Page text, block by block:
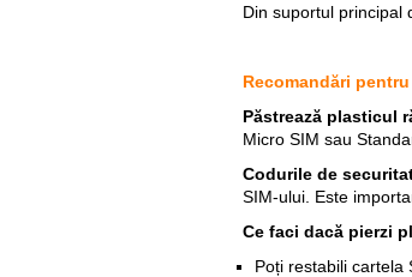
Din suportul principal
Recomandări
Păstrează plasticul
Micro SIM sau
Codurile de
SIM-ului. Este
Ce faci dacă pierzi
Poți restabili cartela